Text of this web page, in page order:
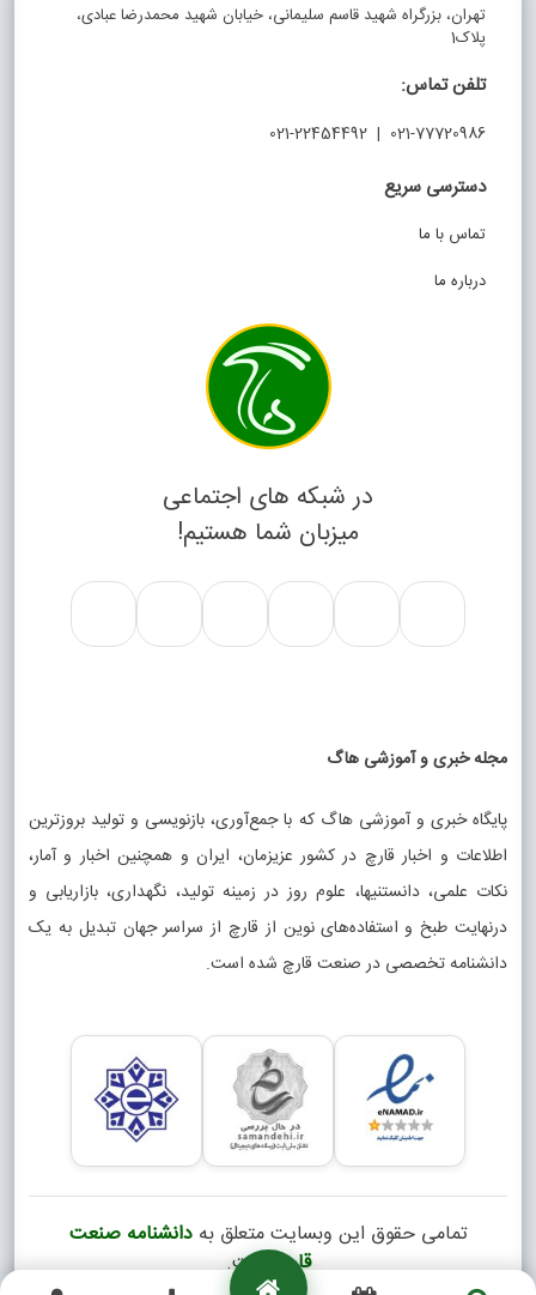
تهران، بزرگراه شهید قاسم سلیمانی، خیابان شهید محمدرضا عبادی،
پلاک1
تلفن تماس:
021-77720986 | 021-22454492
دسترسی سریع
تماس با ما
درباره ما
در شبکه های اجتماعی
میزبان شما هستیم!
مجله خبری و آموزشی هاگ
پایگاه خبری و آموزشی هاگ که با جمع‌آوری، بازنویسی و تولید بروزترین
اطلاعات و اخبار قارچ در کشور عزیزمان، ایران و همچنین اخبار و آمار،
نکات علمی، دانستنیها، علوم روز در زمینه تولید، نگهداری، بازاریابی و
درنهایت طبخ و استفاده‌های نوین از قارچ از سراسر جهان تبدیل به یک
دانشنامه تخصصی در صنعت قارچ شده است.
تمامی حقوق این وبسایت متعلق بهدانشنامه صنعت
قارچ است.